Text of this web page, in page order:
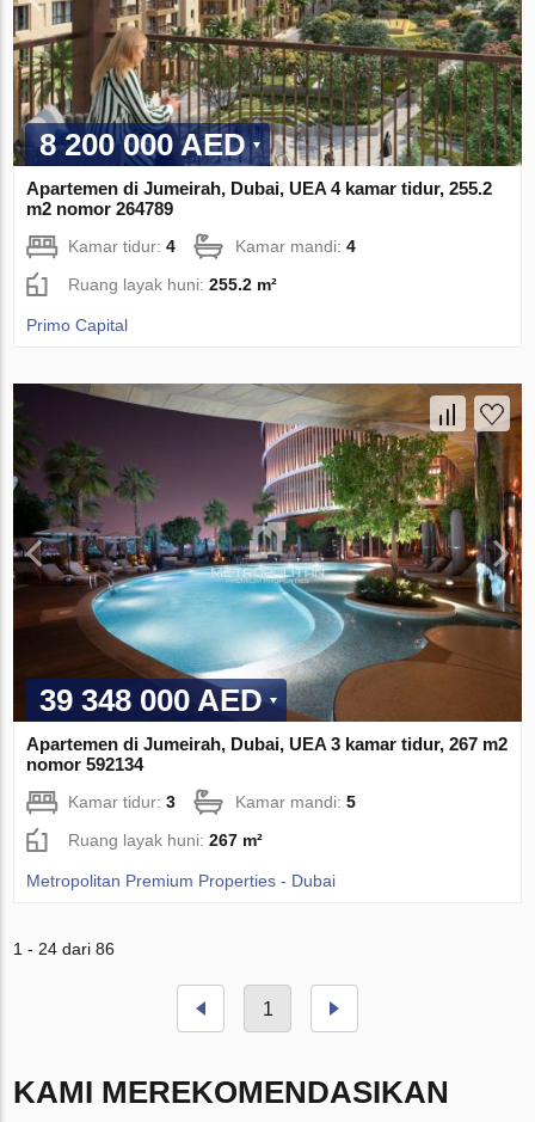
8 200 000 AED
Apartemen di Jumeirah, Dubai, UEA 4 kamar tidur, 255.2
m2 nomor 264789
Kamar tidur:4 Kamar mandi:4
Ruang layak huni:255.2 m²
Primo Capital
39 348 000 AED
Apartemen di Jumeirah, Dubai, UEA 3 kamar tidur, 267 m2
nomor 592134
Kamar tidur:3 Kamar mandi:5
Ruang layak huni:267 m²
Metropolitan Premium Properties - Dubai
1 - 24 dari 86
1
KAMI MEREKOMENDASIKAN